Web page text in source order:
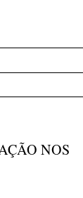
NOS